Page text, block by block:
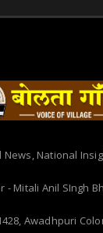
News, National
- Mitali Anil SIngh
Awadhpuri